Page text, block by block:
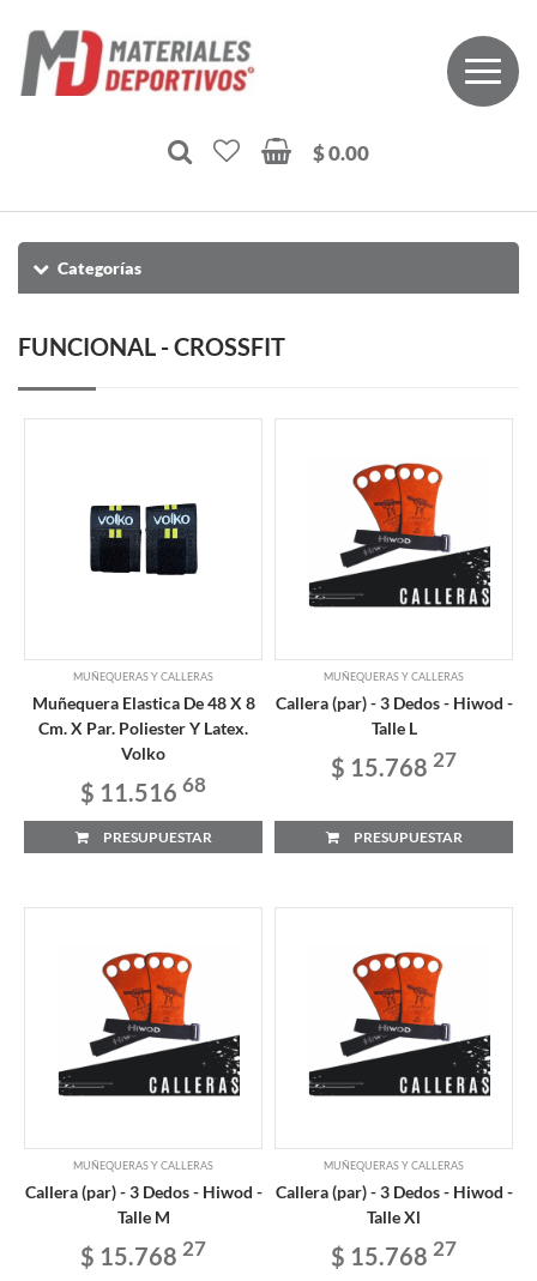
$ 0.00
Categorías
FUNCIONAL - CROSSFIT
MUÑEQUERAS Y CALLERAS
Muñequera Elastica De 48 X 8
Cm. X Par. Poliester Y Latex.
Volko
$ 11.516 68
PRESUPUESTAR
MUÑEQUERAS Y CALLERAS
Callera (par) - 3 Dedos - Hiwod -
Talle L
$ 15.768 27
PRESUPUESTAR
MUÑEQUERAS Y CALLERAS
Callera (par) - 3 Dedos - Hiwod -
Talle M
$ 15.768 27
MUÑEQUERAS Y CALLERAS
Callera (par) - 3 Dedos - Hiwod -
Talle Xl
$ 15.768 27